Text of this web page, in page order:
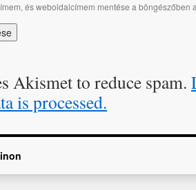
és weboldalcímem mentése a böngészőben
Akismet to reduce spam.
is processed.